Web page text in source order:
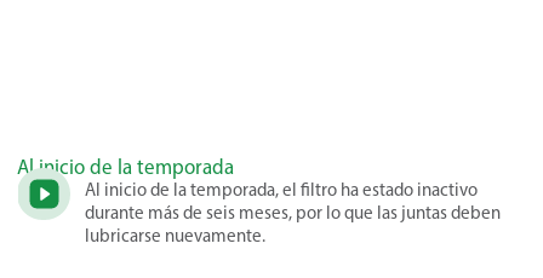
Al inicio de la temporada
Al inicio de la temporada, el filtro ha estado inactivo
durante más de seis meses, por lo que las juntas deben
lubricarse nuevamente.